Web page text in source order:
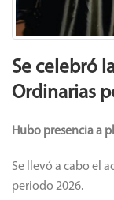
Se celebró
Ordinarias
Hubo presencia a
Se llevó a cabo el
periodo 2026.